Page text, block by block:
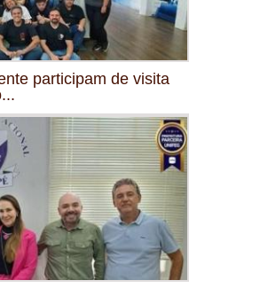
participam de visita